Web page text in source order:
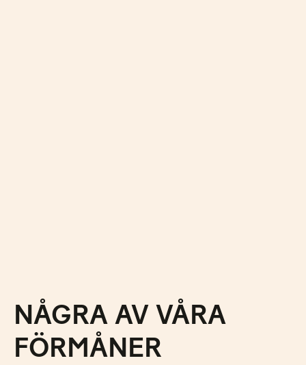
NÅGRA AV VÅRA
FÖRMÅNER